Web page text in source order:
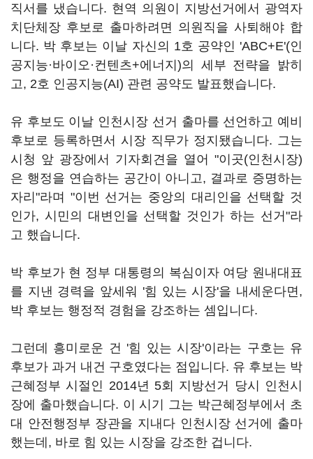
직서를 냈습니다. 현역 의원이 지방선거에서 광역자
치단체장 후보로 출마하려면 의원직을 사퇴해야 합
니다. 박 후보는 이날 자신의 1호 공약인 'ABC+E'(인
공지능·바이오·컨텐츠+에너지)의 세부 전략을 밝히
고, 2호 인공지능(AI) 관련 공약도 발표했습니다.
유 후보도 이날 인천시장 선거 출마를 선언하고 예비
후보로 등록하면서 시장 직무가 정지됐습니다. 그는
시청 앞 광장에서 기자회견을 열어 "이곳(인천시장)
은 행정을 연습하는 공간이 아니고, 결과로 증명하는
자리"라며 "이번 선거는 중앙의 대리인을 선택할 것
인가, 시민의 대변인을 선택할 것인가 하는 선거"라
고 했습니다.
박 후보가 현 정부 대통령의 복심이자 여당 원내대표
를 지낸 경력을 앞세워 '힘 있는 시장'을 내세운다면,
박 후보는 행정적 경험을 강조하는 셈입니다.
그런데 흥미로운 건 '힘 있는 시장'이라는 구호는 유
후보가 과거 내건 구호였다는 점입니다. 유 후보는 박
근혜정부 시절인 2014년 5회 지방선거 당시 인천시
장에 출마했습니다. 이 시기 그는 박근혜정부에서 초
대 안전행정부 장관을 지내다 인천시장 선거에 출마
했는데, 바로 힘 있는 시장을 강조한 겁니다.